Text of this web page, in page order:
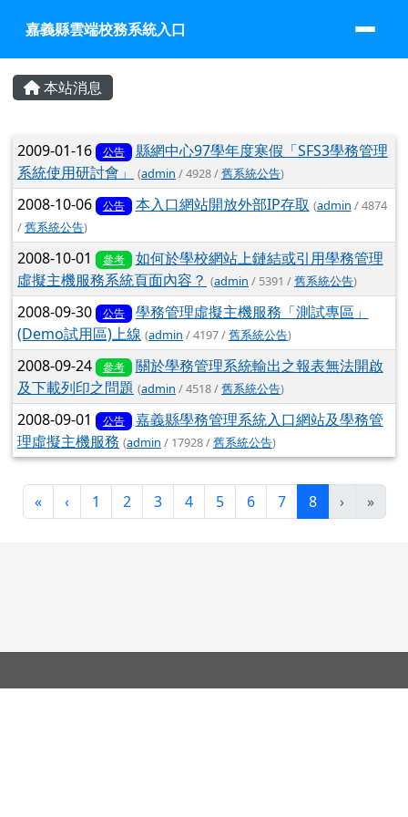
嘉義縣雲端校務系統入口
嘉義縣雲端校務系統入口
主內容區域
本站消息
文章列表
2009-01-16 公告
縣網中心97學年度寒假「SFS3學務管理
系統使用研討會」
(admin / 4928 /舊系統公告)
2008-10-06 公告 本入口網站開放外部IP存取 (admin / 4874
/舊系統公告)
2008-10-01 參考
如何於學校網站上鏈結或引用學務管理
虛擬主機服務系統頁面內容？ (admin / 5391 /舊系統公告)
2008-09-30 公告
學務管理虛擬主機服務「測試專區」
(Demo試用區)上線 (admin / 4197 /舊系統公告)
2008-09-24 參考
關於學務管理系統輸出之報表無法開啟
及下載列印之問題 (admin / 4518 /舊系統公告)
2008-09-01 公告
嘉義縣學務管理系統入口網站及學務管
理虛擬主機服務 (admin / 17928 /舊系統公告)
«第一頁
‹上一頁
1 2 3 4 5 6 7 8(目前頁次)
› »
頁尾區域